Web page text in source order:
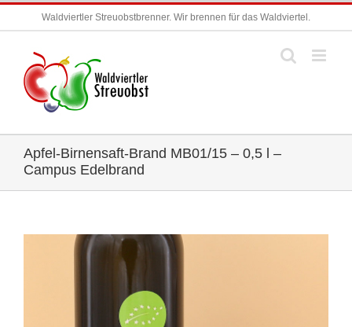
Zum
Waldviertler Streuobstbrenner. Wir brennen für das Waldviertel.
Apfel-Birnensaft-Brand MB01/15 – 0,5 l –
Campus Edelbrand